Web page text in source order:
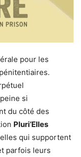
pour les
si
du côté des
Pluri’Elles
qui supportent
parfois leurs